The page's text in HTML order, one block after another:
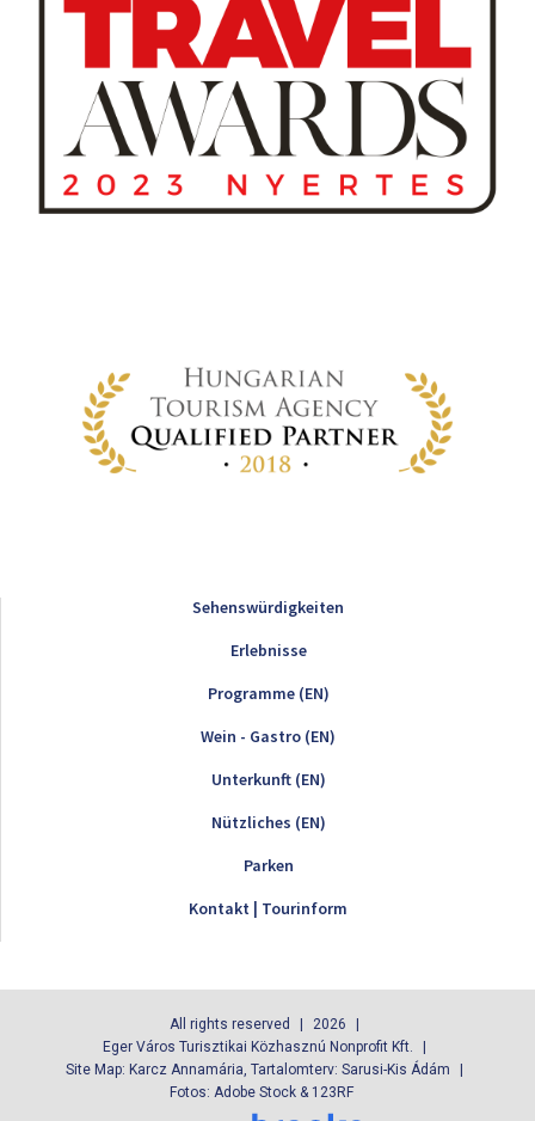
Sehenswürdigkeiten
Erlebnisse
Programme (EN)
Wein - Gastro (EN)
Unterkunft (EN)
Nützliches (EN)
Parken
Kontakt | Tourinform
All rights reserved
2026
Eger Város Turisztikai Közhasznú Nonprofit Kft.
Site Map: Karcz Annamária, Tartalomterv: Sarusi-Kis Ádám
Fotos: Adobe Stock & 123RF